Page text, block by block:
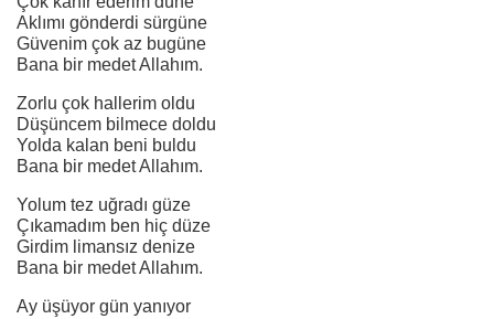
Aklımı gönderdi sürgüne
Güvenim çok az bugüne
Bana bir medet Allahım.
Zorlu çok hallerim oldu
Düşüncem bilmece doldu
Yolda kalan beni buldu
Bana bir medet Allahım.
Yolum tez uğradı güze
Çıkamadım ben hiç düze
Girdim limansız denize
Bana bir medet Allahım.
Ay üşüyor gün yanıyor